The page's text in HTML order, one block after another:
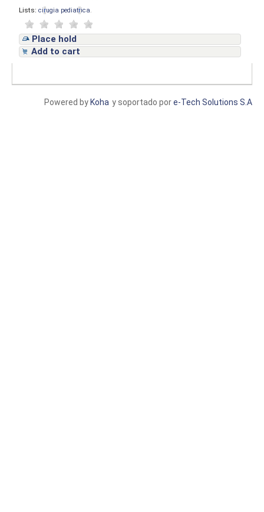
Lists: cirugia pediatrica
Place hold
Add to cart
y soportado pore-Tech Solutions S.A
Powered by Koha